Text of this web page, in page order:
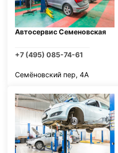
Автосервис Семеновская
+7 (495) 085-74-61
Семёновский пер, 4А